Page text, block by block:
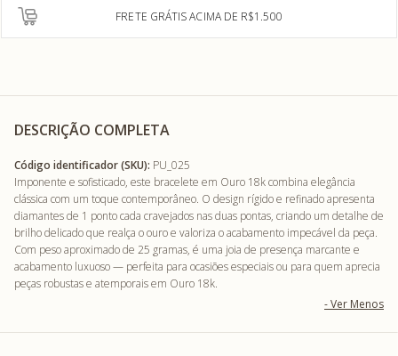
FRETE GRÁTIS ACIMA DE R$1.500
DESCRIÇÃO COMPLETA
Código identificador (SKU): PU_025
Imponente e sofisticado, este bracelete em Ouro 18k combina elegância
clássica com um toque contemporâneo. O design rígido e refinado apresenta
diamantes de 1 ponto cada cravejados nas duas pontas, criando um detalhe de
brilho delicado que realça o ouro e valoriza o acabamento impecável da peça.
Com peso aproximado de 25 gramas, é uma joia de presença marcante e
acabamento luxuoso — perfeita para ocasiões especiais ou para quem aprecia
peças robustas e atemporais em Ouro 18k.